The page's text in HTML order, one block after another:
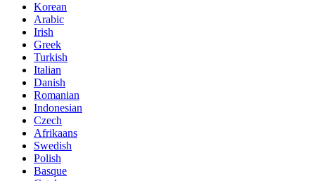
Korean
Arabic
Irish
Greek
Turkish
Italian
Danish
Romanian
Indonesian
Czech
Afrikaans
Swedish
Polish
Basque